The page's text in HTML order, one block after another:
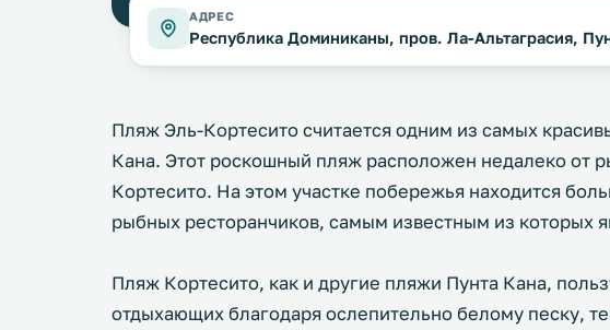
АДРЕС
Республика Доминиканы, пров. Ла-Альтаграсия,
Пляж Эль-Кортесито считается одним из самых
Кана. Этот роскошный пляж расположен недалеко от
Кортесито. На этом участке побережья находится
рыбных ресторанчиков, самым известным из которых
Пляж Кортесито, как и другие пляжи Пунта Кана,
отдыхающих благодаря ослепительно белому песку,